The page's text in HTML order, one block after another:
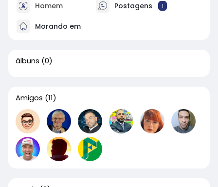
Homem Postagens 1
Morando em
álbuns (0)
Amigos (11)